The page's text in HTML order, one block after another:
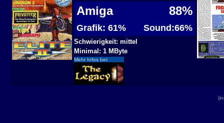
Amiga 88%
Grafik: 61% Sound:66%
Schwierigkeit: mittel
Minimal: 1 MByte
Mehr Infos bei: